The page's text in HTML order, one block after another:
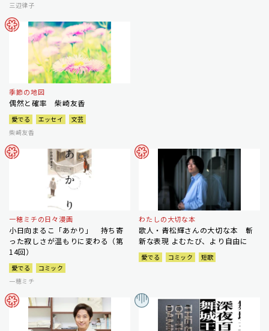
三辺律子
季節の地図
偶然と確率 柴崎友香
愛でる エッセイ
文芸
柴崎友香
一穂ミチの日々漫画
小日向まるこ「あかり」 持ち寄
った寂しさが温もりに変わる（第
14回）
愛でる
コミック
一穂ミチ
わたしの大切な本
歌人・青松輝さんの大切な本 斬
新な表現 よむたび、より自由に
愛でる コミック 短歌